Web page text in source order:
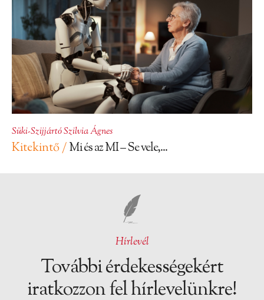
Süki-Szijjártó Szilvia Ágnes
Kitekintő /Mi és az MI – Se vele,...
Hírlevél
További érdekességekért
iratkozzon fel hírlevelünkre!